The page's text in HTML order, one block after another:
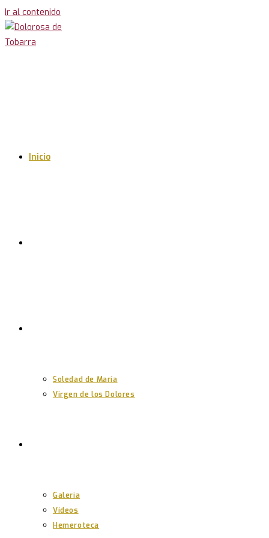
Ir al contenido
Inicio
Soledad de María
Virgen de los Dolores
Galeria
Vídeos
Hemeroteca